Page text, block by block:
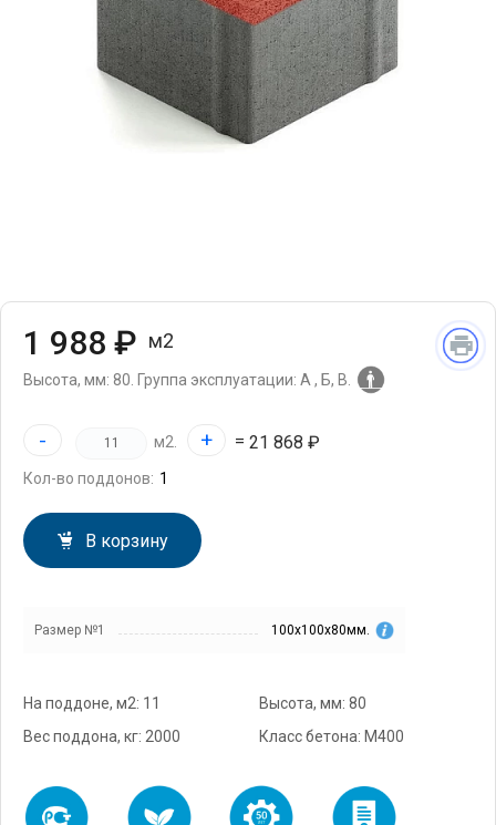
1 988 ₽ м2
Высота, мм: 80. Группа эксплуатации: А , Б, В.
- м2. + = 21 868 ₽
Кол-во поддонов:
В корзину
Размер №1 100х100х80мм.
На поддоне, м2: 11
Высота, мм: 80
Вес поддона, кг: 2000
Класс бетона: М400